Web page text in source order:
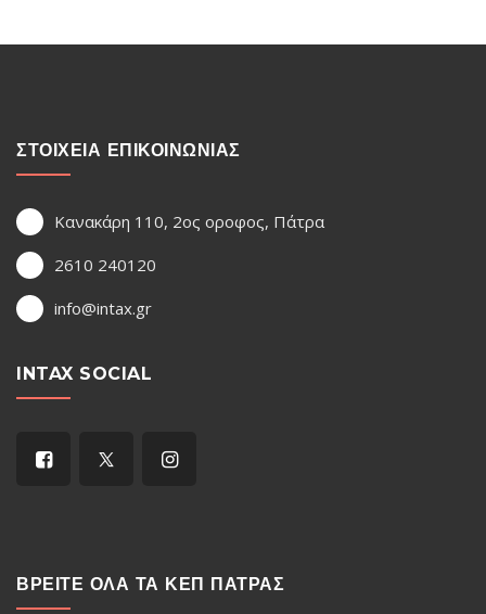
ΣΤΟΙΧΕΙΑ ΕΠΙΚΟΙΝΩΝΙΑΣ
Κανακάρη 110, 2ος οροφος, Πάτρα
2610 240120
info@intax.gr
INTAX SOCIAL
ΒΡΕΙΤΕ ΟΛΑ ΤΑ ΚΕΠ ΠΑΤΡΑΣ